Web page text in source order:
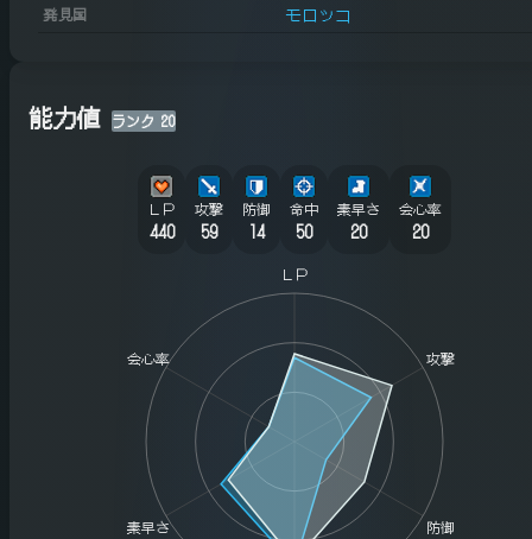
発見国 モロッコ
能力値 ランク 20
ＬＰ
440
攻撃
59
防御
14
命中
50
素早さ
20
会心率
20
ＬＰ
攻撃
防御
素早さ
会心率